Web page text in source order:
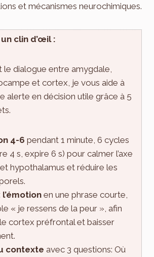
et mécanismes neurochimiques.
un clin d’œil :
le dialogue entre amygdale,
et cortex, je vous aide à
alerte en décision utile grâce à 5
4-6 pendant 1 minute, 6 cycles
4 s, expire 6 s) pour calmer l’axe
hypothalamus et réduire les
en une phrase courte,
« je ressens de la peur », afin
le cortex préfrontal et baisser
contexte avec 3 questions: Où